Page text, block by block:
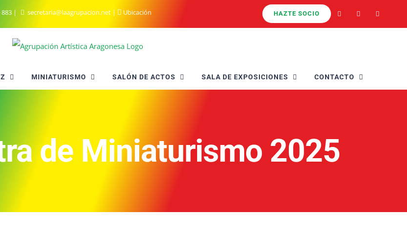
883 | secretaria@laagrupacion.net| Ubicación HAZTE SOCIO
MINIATURISMO SALÓN DE ACTOS SALA DE EXPOSICIONES CONTACTO
de Miniaturismo 2025